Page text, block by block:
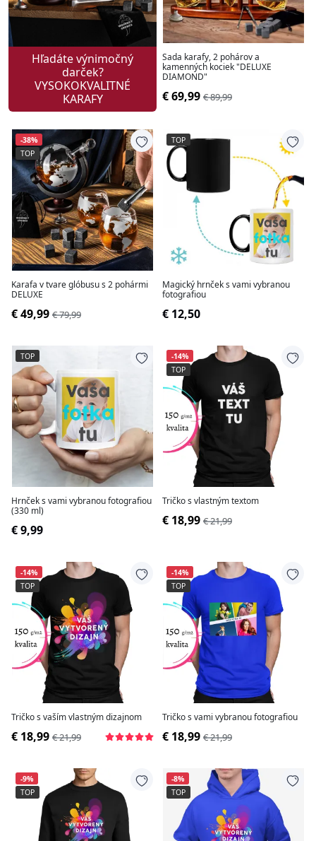
Hľadáte výnimočný
darček?
VYSOKOKVALITNÉ
KARAFY
Sada karafy, 2 pohárov a
kamenných kociek "DELUXE
DIAMOND"
€ 69,99 € 89,99
-38%
TOP
Karafa v tvare glóbusu s 2 pohármi
DELUXE
€ 49,99 € 79,99
TOP
Magický hrnček s vami vybranou
fotografiou
€ 12,50
TOP
Hrnček s vami vybranou fotografiou
(330 ml)
€ 9,99
-14%
TOP
Tričko s vlastným textom
€ 18,99 € 21,99
-14%
TOP
Tričko s vaším vlastným dizajnom
€ 18,99 € 21,99
-14%
TOP
Tričko s vami vybranou fotografiou
€ 18,99 € 21,99
-9%
TOP
-8%
TOP